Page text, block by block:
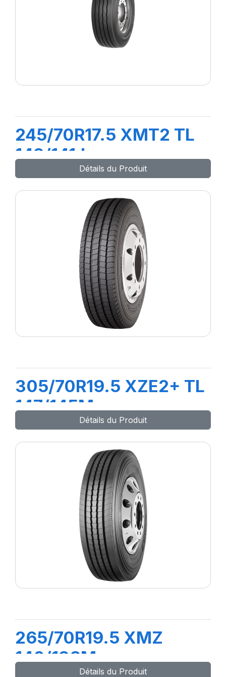
245/70R17.5 XMT2 TL
143/141J
Détails du Produit
305/70R19.5 XZE2+ TL
147/145M
Détails du Produit
265/70R19.5 XMZ
140/138M
Détails du Produit